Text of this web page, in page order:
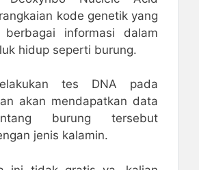
kode genetik yang
berbagai informasi dalam
hidup seperti burung.
tes DNA pada
akan mendapatkan data
burung tersebut
jenis kalamin.